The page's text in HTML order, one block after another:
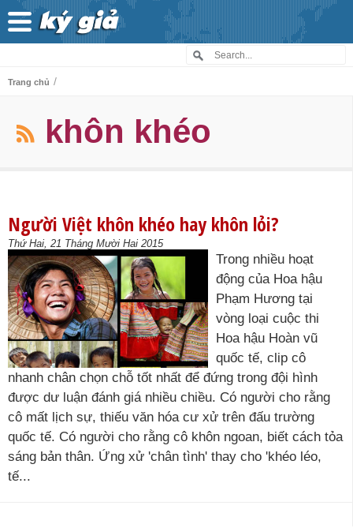
Trang chủ /
khôn khéo
Người Việt khôn khéo hay khôn lỏi?
Thứ Hai, 21 Tháng Mười Hai 2015
Trong nhiều hoạt
động của Hoa hậu
Phạm Hương tại
vòng loại cuộc thi
Hoa hậu Hoàn vũ
quốc tế, clip cô
nhanh chân chọn chỗ tốt nhất để đứng trong đội hình
được dư luận đánh giá nhiều chiều. Có người cho rằng
cô mất lịch sự, thiếu văn hóa cư xử trên đấu trường
quốc tế. Có người cho rằng cô khôn ngoan, biết cách tỏa
sáng bản thân. Ứng xử 'chân tình' thay cho 'khéo léo,
tế...